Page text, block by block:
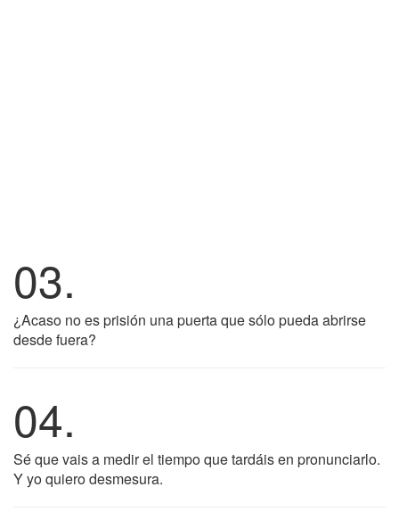
03.
¿Acaso no es prisión una puerta que sólo pueda abrirse
desde fuera?
04.
Sé que vais a medir el tiempo que tardáis en pronunciarlo.
Y yo quiero desmesura.